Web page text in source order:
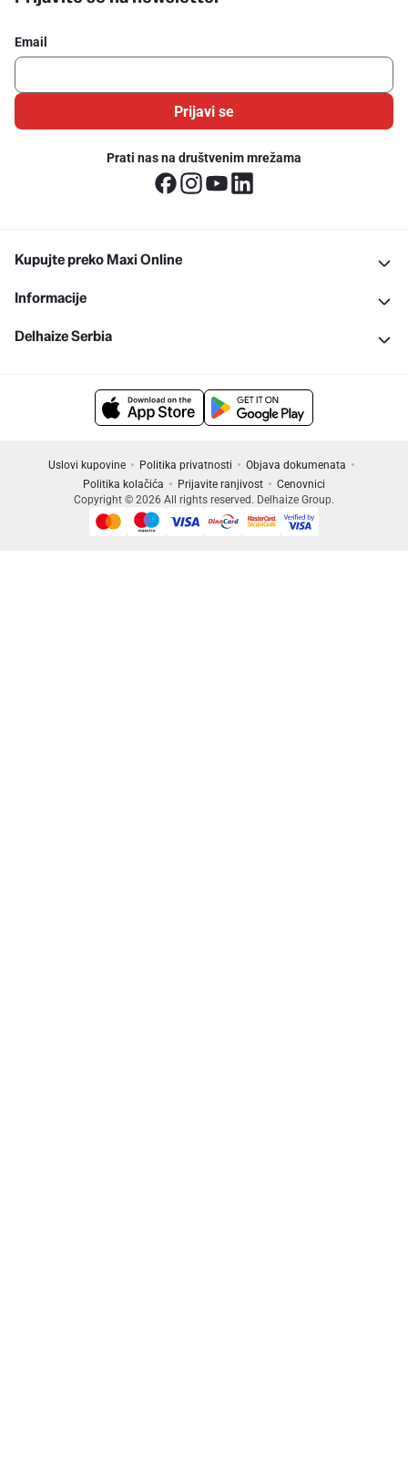
Email
Prijavi se
Prati nas na društvenim mrežama
Kupujte preko Maxi Online
Informacije
Delhaize Serbia
Uslovi kupovine Politika privatnosti
Objava dokumenata
Politika kolačića
Prijavite ranjivost
Cenovnici
Copyright © 2026 All rights reserved. Delhaize Group.